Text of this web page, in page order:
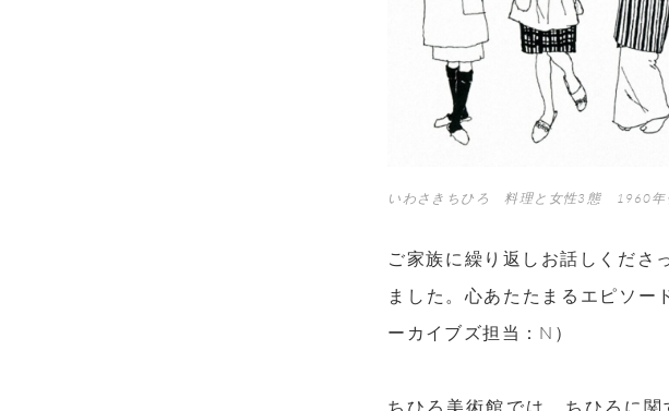
いわさきちひろ 料理と女性3態 1960年
ご家族に繰り返しお話しくださ
ました。心あたたまるエピソ
ーカイブズ担当：N）
ちひろ美術館では、ちひろに